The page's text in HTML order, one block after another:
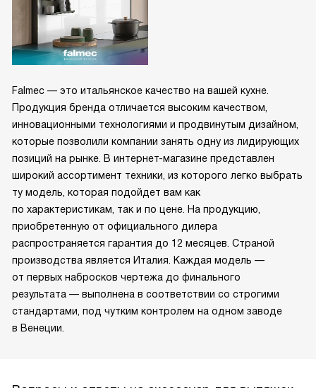
Falmec — это итальянское качество на вашей кухне.
Продукция бренда отличается высоким качеством,
инновационными технологиями и продвинутым дизайном,
которые позволили компании занять одну из лидирующих
позиций на рынке. В интернет-магазине представлен
широкий ассортимент техники, из которого легко выбрать
ту модель, которая подойдет вам как
по характеристикам, так и по цене. На продукцию,
приобретенную от официального дилера
распространяется гарантия до 12 месяцев. Страной
производства является Италия. Каждая модель —
от первых набросков чертежа до финального
результата — выполнена в соответствии со строгими
стандартами, под чутким контролем на одном заводе
в Венеции.